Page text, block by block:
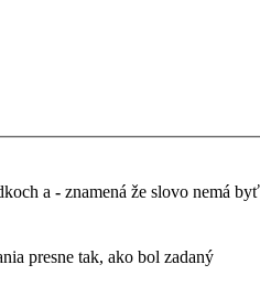
a - znamená že slovo nemá
presne tak, ako bol zadaný